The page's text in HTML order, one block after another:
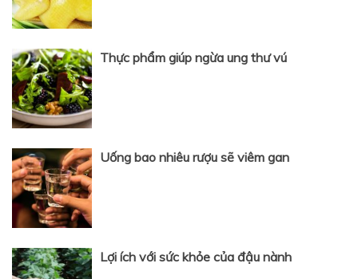
Thực phẩm giúp ngừa ung thư vú
Uống bao nhiêu rượu sẽ viêm gan
Lợi ích với sức khỏe của đậu nành